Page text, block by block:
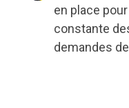
en place
constante
demandes